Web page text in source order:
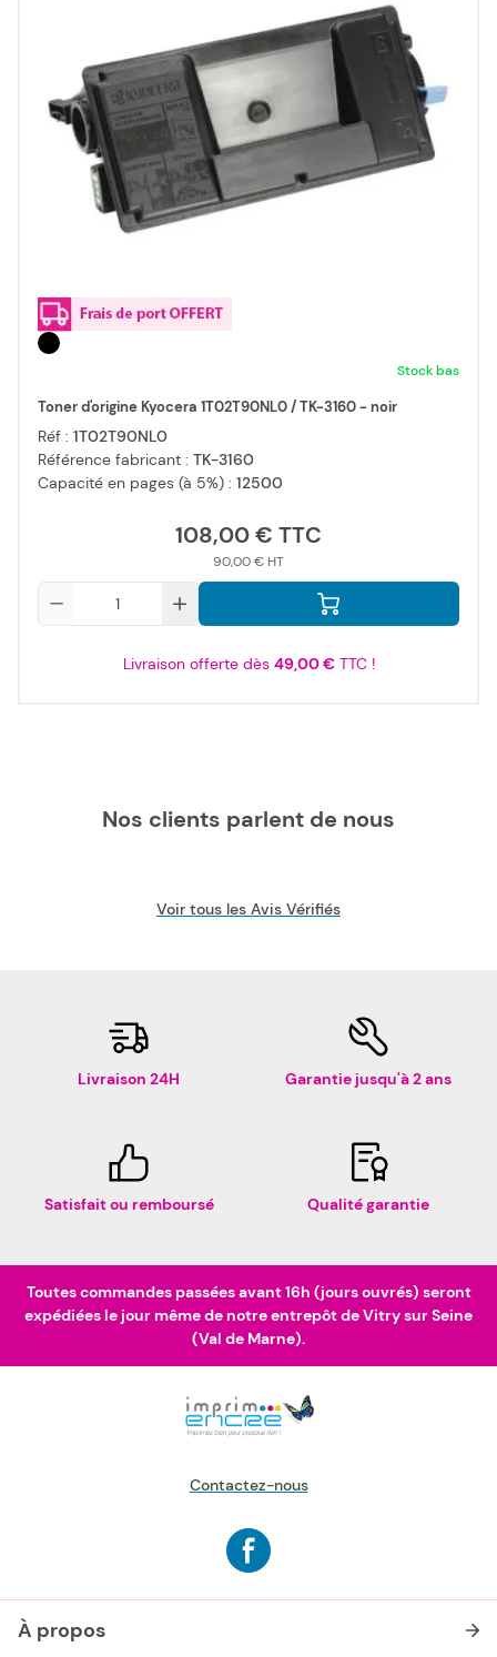
Stock bas
Toner d'origine Kyocera 1T02T90NL0 / TK-3160 - noir
Réf : 1T02T90NL0
Référence fabricant : TK-3160
Capacité en pages (à 5%) : 12500
108,00 €
90,00 €
Livraison offerte dès 49,00 €TTC !
Nos clients parlent de nous
Voir tous les Avis Vérifiés
Livraison 24H Garantie jusqu'à 2 ans
Satisfait ou remboursé Qualité garantie
Toutes commandes passées avant 16h (jours ouvrés) seront
expédiées le jour même de notre entrepôt de Vitry sur Seine
(Val de Marne).
Contactez-nous
À propos